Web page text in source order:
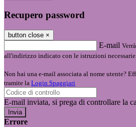
Recupero password
button close ×
E-mail
all'indirizzo indicato con le istruzioni
Non hai una e-mail associata al nome utente?
tramite la Login Spaggiari
E-mail inviata, si prega di controllare la
Errore